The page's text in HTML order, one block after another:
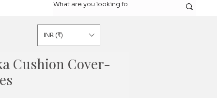
INR (₹)
Cushion Cover-